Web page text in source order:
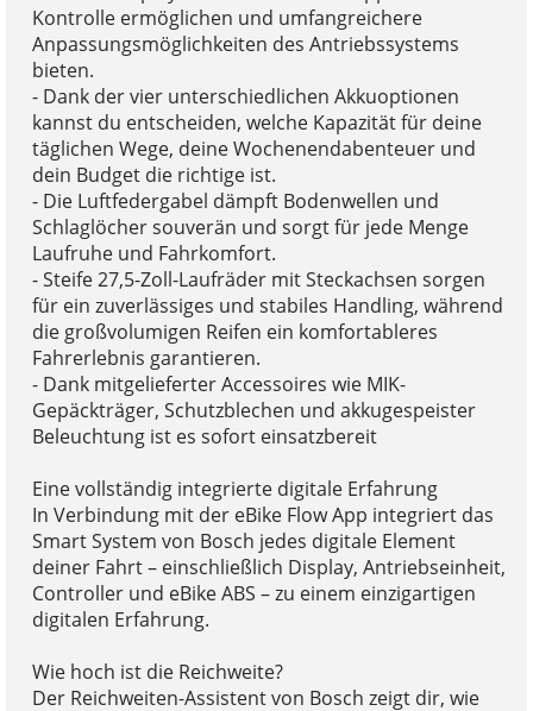
Kontrolle ermöglichen und umfangreichere
Anpassungsmöglichkeiten des Antriebssystems
bieten.
- Dank der vier unterschiedlichen Akkuoptionen
kannst du entscheiden, welche Kapazität für deine
täglichen Wege, deine Wochenendabenteuer und
dein Budget die richtige ist.
- Die Luftfedergabel dämpft Bodenwellen und
Schlaglöcher souverän und sorgt für jede Menge
Laufruhe und Fahrkomfort.
- Steife 27,5-Zoll-Laufräder mit Steckachsen sorgen
für ein zuverlässiges und stabiles Handling, während
die großvolumigen Reifen ein komfortableres
Fahrerlebnis garantieren.
- Dank mitgelieferter Accessoires wie MIK-
Gepäckträger, Schutzblechen und akkugespeister
Beleuchtung ist es sofort einsatzbereit
Eine vollständig integrierte digitale Erfahrung
In Verbindung mit der eBike Flow App integriert das
Smart System von Bosch jedes digitale Element
deiner Fahrt – einschließlich Display, Antriebseinheit,
Controller und eBike ABS – zu einem einzigartigen
digitalen Erfahrung.
Wie hoch ist die Reichweite?
Der Reichweiten-Assistent von Bosch zeigt dir, wie